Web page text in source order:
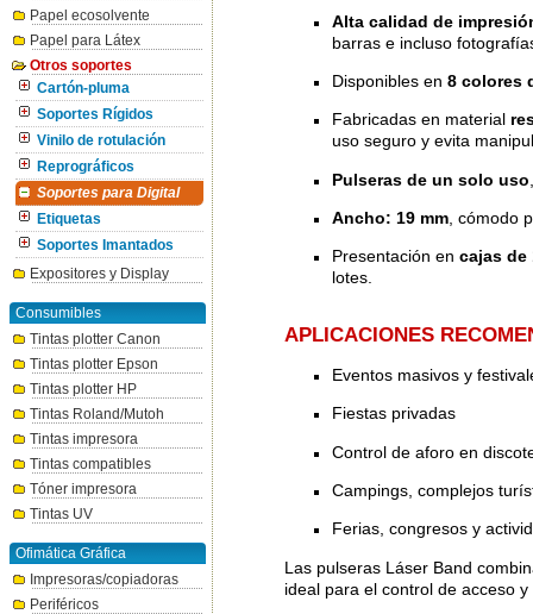
Papel ecosolvente
Papel para Látex
Otros soportes
Cartón-pluma
Soportes Rígidos
Vinilo de rotulación
Reprográficos
Soportes para Digital
Etiquetas
Soportes Imantados
Expositores y Display
Consumibles
Tintas plotter Canon
Tintas plotter Epson
Tintas plotter HP
Tintas Roland/Mutoh
Tintas impresora
Tintas compatibles
Tóner impresora
Tintas UV
Ofimática Gráfica
Impresoras/copiadoras
Periféricos
Alta calidad de
barras e incluso
Disponibles en 8 colores
Fabricadas en material
uso seguro y evita
Pulseras de un solo uso
Ancho: 19 mm, cómodo
Presentación en cajas de
lotes.
APLICACIONES
Eventos masivos y
Fiestas privadas
Control de aforo en
Campings, complejos
Ferias, congresos y
Las pulseras Láser Band
ideal para el control de acceso